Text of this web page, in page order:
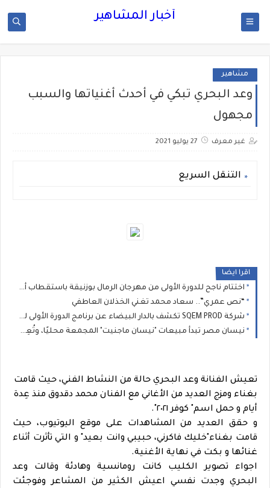
أخبار المشاهير
مشاهير
وعد البحري تبكي في أحدث أغنياتها والسبب
مجهول
غير معرف 27 يوليو 2021
التنقل السريع
اقرا ايضا
اختتام ناجح للدورة الأولى من مهرجان الرمال بوزنيقة باستقطاب أزيد من 80 ألف متفرج خلال يومين
“نص عمري”.. سعاد محمد تغني الخذلان العاطفي
شركة SQEM PROD تكشف بالدار البيضاء عن برنامج الدورة الأولى لمهرجان الرمال ببوزنيقة
نيسان مصر تبدأ مبيعات "نيسان ماجنيت" المجمعة محليًا، وتُعِيد تعريف فئة السيارات الرياضية المدمجة متعددة الاستخدامات
تعيش الفنانة وعد البحري حالة من النشاط الفني، حيث قامت
بغناء ومزج العديد من الأغاني مع الفنان محمد دقدوق منذ عِدة
أيام و حمل اسم" كوفر ٢٠٢١".
و حقق العديد من المشاهدات على موقع اليوتيوب، حيث
قامت بغناء"خليك فاكرني، حبيبي وانت بعيد" و التي تأثرت أثناء
غنائها و بكت في نهاية الأغنية.
اجواء تصوير الكليب كانت رومانسية وهادئة وقالت وعد
البحري وجدت نفسي اعيش الكثير من المشاعر وفوجئت